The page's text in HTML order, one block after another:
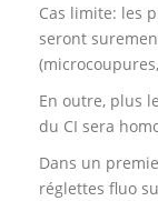
Cas limite: les
seront
En outre, plus
du CI sera
Dans un
réglettes fluo